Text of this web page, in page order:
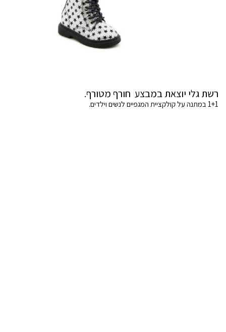
רשת גלי יוצאת במבצע חורף מטורף.
1+1 במתנה על קולקציית המגפיים לנשים וילדים.